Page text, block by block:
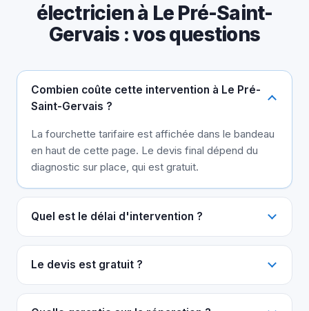
électricien à Le Pré-Saint-
Gervais : vos questions
Combien coûte cette intervention à Le Pré-
Saint-Gervais ?
La fourchette tarifaire est affichée dans le bandeau
en haut de cette page. Le devis final dépend du
diagnostic sur place, qui est gratuit.
Quel est le délai d'intervention ?
Le devis est gratuit ?